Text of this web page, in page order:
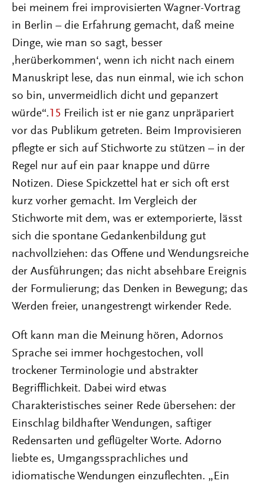
bei meinem frei improvisierten Wagner-Vortrag
in Berlin – die Erfahrung gemacht, daß meine
Dinge, wie man so sagt, besser
‚herüberkommen‘, wenn ich nicht nach einem
Manuskript lese, das nun einmal, wie ich schon
so bin, unvermeidlich dicht und gepanzert
würde“.15 Freilich ist er nie ganz unpräpariert
vor das Publikum getreten. Beim Improvisieren
pflegte er sich auf Stichworte zu stützen – in der
Regel nur auf ein paar knappe und dürre
Notizen. Diese Spickzettel hat er sich oft erst
kurz vorher gemacht. Im Vergleich der
Stichworte mit dem, was er extemporierte, lässt
sich die spontane Gedankenbildung gut
nachvollziehen: das Offene und Wendungsreiche
der Ausführungen; das nicht absehbare Ereignis
der Formulierung; das Denken in Bewegung; das
Werden freier, unangestrengt wirkender Rede.
Oft kann man die Meinung hören, Adornos
Sprache sei immer hochgestochen, voll
trockener Terminologie und abstrakter
Begrifflichkeit. Dabei wird etwas
Charakteristisches seiner Rede übersehen: der
Einschlag bildhafter Wendungen, saftiger
Redensarten und geflügelter Worte. Adorno
liebte es, Umgangssprachliches und
idiomatische Wendungen einzuflechten. „Ein